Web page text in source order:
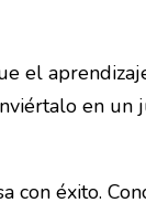
el
en
éxito.